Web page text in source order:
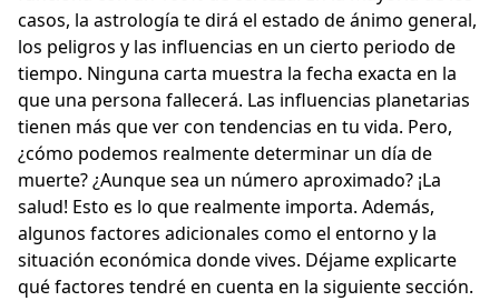
casos, la astrología te dirá el estado de ánimo general,
los peligros y las influencias en un cierto periodo de
tiempo. Ninguna carta muestra la fecha exacta en la
que una persona fallecerá. Las influencias planetarias
tienen más que ver con tendencias en tu vida. Pero,
¿cómo podemos realmente determinar un día de
muerte? ¿Aunque sea un número aproximado? ¡La
salud! Esto es lo que realmente importa. Además,
algunos factores adicionales como el entorno y la
situación económica donde vives. Déjame explicarte
qué factores tendré en cuenta en la siguiente sección.